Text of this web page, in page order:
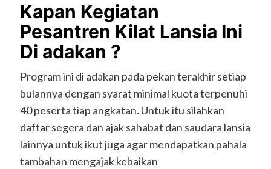
Kapan Kegiatan
Pesantren Kilat Lansia Ini
Di adakan ?
Program ini di adakan pada pekan terakhir setiap
bulannya dengan syarat minimal kuota terpenuhi
40 peserta tiap angkatan. Untuk itu silahkan
daftar segera dan ajak sahabat dan saudara lansia
lainnya untuk ikut juga agar mendapatkan pahala
tambahan mengajak kebaikan